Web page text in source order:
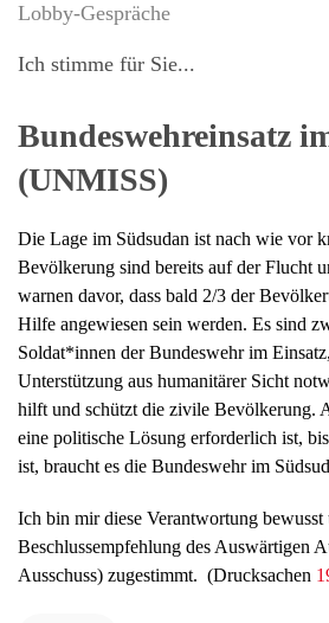
Lobby-Gespräche
Ich stimme für Sie...
Bundeswehreinsatz
(UNMISS)
Die Lage im Südsudan ist nach wie vor
Bevölkerung sind bereits auf der Flucht
warnen davor, dass bald 2/3 der
Hilfe angewiesen sein werden. Es sind
Soldat*innen der Bundeswehr im
Unterstützung aus humanitärer Sicht
hilft und schützt die zivile Bevölkerung.
eine politische Lösung erforderlich ist,
ist, braucht es die Bundeswehr im
Ich bin mir diese Verantwortung bewusst
Beschlussempfehlung des Auswärtigen
Ausschuss) zugestimmt. (Drucksachen